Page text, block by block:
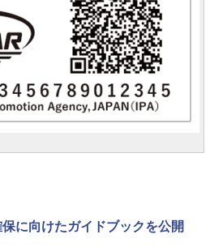
保に向けたガイドブックを公開